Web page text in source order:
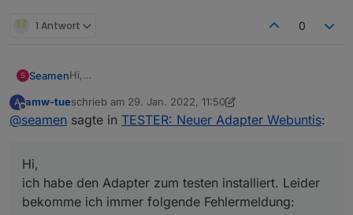
1 Antwort 0
S SeamenHi,
bekomme ich immer folgende Fehlermeldung:
webuntis.0	2022-01-26 13:23:24.768
Malte
A amw-tueschrieb am 29. Jan. 2022, 11:50
zuletzt editiert von amw-tue
@seamen sagte in TESTER: Neuer Adapter Webuntis:
Hi,
ich habe den Adapter zum testen installiert. Leider
bekomme ich immer folgende Fehlermeldung: